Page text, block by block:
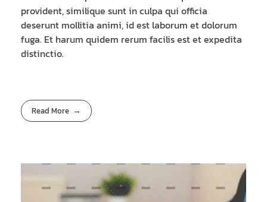
provident, similique sunt in culpa qui officia
deserunt mollitia animi, id est laborum et dolorum
fuga. Et harum quidem rerum facilis est et expedita
distinctio.
Read More